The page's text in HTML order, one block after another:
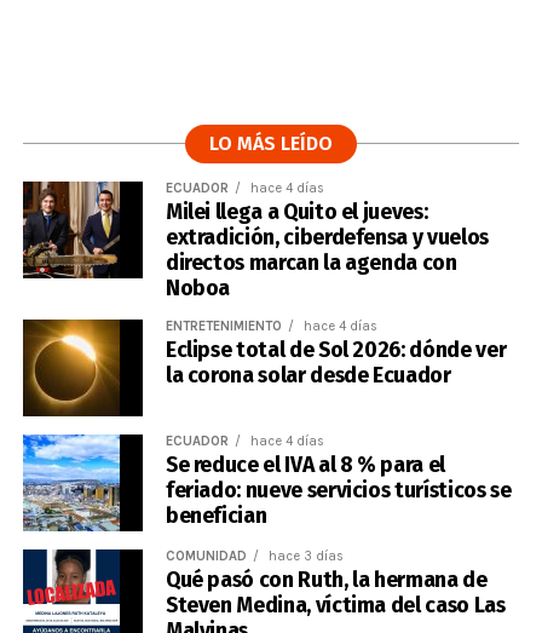
LO MÁS LEÍDO
ECUADOR hace 4 días
Milei llega a Quito el jueves:
extradición, ciberdefensa y vuelos
directos marcan la agenda con
Noboa
ENTRETENIMIENTO hace 4 días
Eclipse total de Sol 2026: dónde ver
la corona solar desde Ecuador
ECUADOR hace 4 días
Se reduce el IVA al 8 % para el
feriado: nueve servicios turísticos se
benefician
COMUNIDAD hace 3 días
Qué pasó con Ruth, la hermana de
Steven Medina, víctima del caso Las